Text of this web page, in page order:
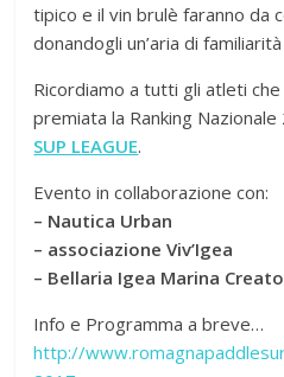
tipico e il vin brulè faranno da
donandogli un’aria di familiarità
Ricordiamo a tutti gli atleti
premiata la Ranking
SUP LEAGUE.
Evento in collaborazione con:
– Nautica Urban
– associazione Viv’Igea
– Bellaria Igea Marina
Info e Programma a breve…
http://